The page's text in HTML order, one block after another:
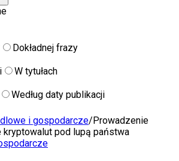
Dokładnej frazy
W tytułach
Według daty publikacji
i gospodarcze/Prowadzenie
pod lupą państwa